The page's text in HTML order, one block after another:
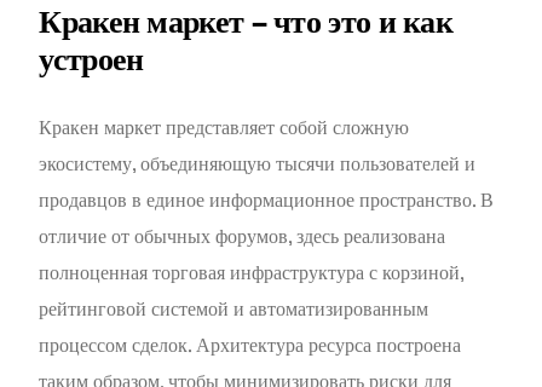
Кракен маркет – что это и как
устроен
Кракен маркет представляет собой сложную
экосистему, объединяющую тысячи пользователей и
продавцов в единое информационное пространство. В
отличие от обычных форумов, здесь реализована
полноценная торговая инфраструктура с корзиной,
рейтинговой системой и автоматизированным
процессом сделок. Архитектура ресурса построена
таким образом, чтобы минимизировать риски для